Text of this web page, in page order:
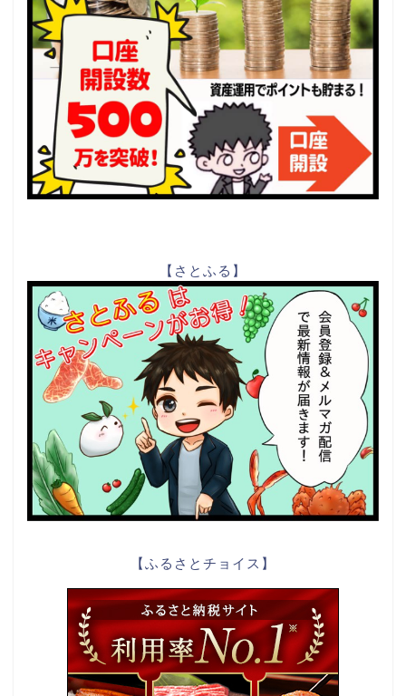
【さとふる】
【ふるさとチョイス】